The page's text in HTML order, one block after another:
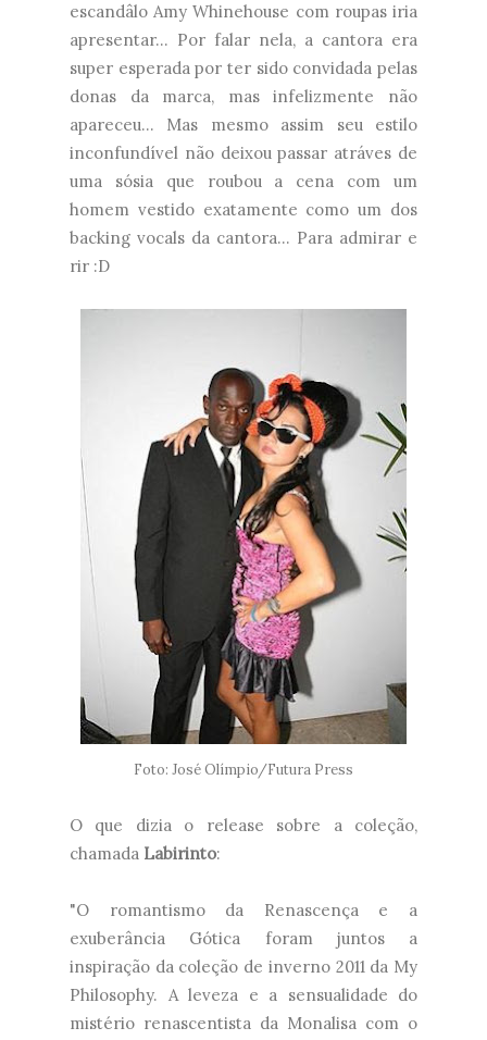
escandâlo Amy Whinehouse com roupas iria
apresentar... Por falar nela, a cantora era
super esperada por ter sido convidada pelas
donas da marca, mas infelizmente não
apareceu... Mas mesmo assim seu estilo
inconfundível não deixou passar atráves de
uma sósia que roubou a cena com um
homem vestido exatamente como um dos
backing vocals da cantora... Para admirar e
rir :D
Foto: José Olímpio/Futura Press
O que dizia o release sobre a coleção,
chamada Labirinto:
"O romantismo da Renascença e a
exuberância Gótica foram juntos a
inspiração da coleção de inverno 2011 da My
Philosophy. A leveza e a sensualidade do
mistério renascentista da Monalisa com o